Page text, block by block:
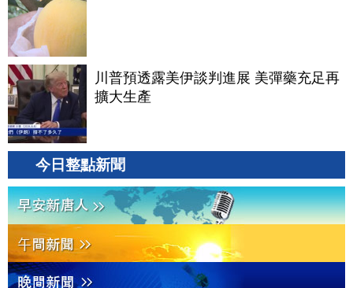
川普預透露美伊談判進展 美彈藥充足再
擴大生產
今日整點新聞